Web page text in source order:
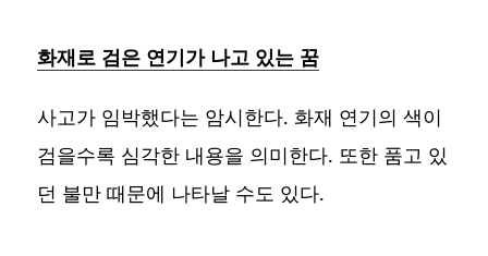
화재로 검은 연기가 나고 있는 꿈
사고가 임박했다는 암시한다. 화재 연기의 색이
검을수록 심각한 내용을 의미한다. 또한 품고 있
던 불만 때문에 나타날 수도 있다.